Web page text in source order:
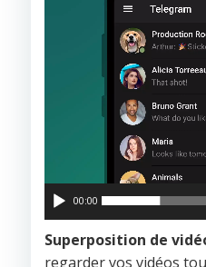
00:00
Superposition de
regarder vos vidéos